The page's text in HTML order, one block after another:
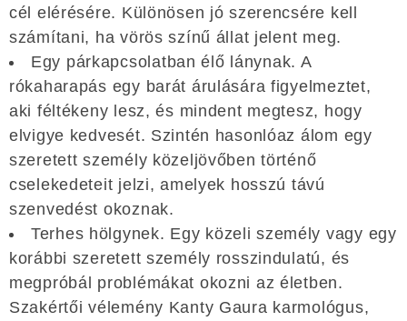
cél elérésére. Különösen jó szerencsére kell
számítani, ha vörös színű állat jelent meg.
Egy párkapcsolatban élő lánynak. A
rókaharapás egy barát árulására figyelmeztet,
aki féltékeny lesz, és mindent megtesz, hogy
elvigye kedvesét. Szintén hasonlóaz álom egy
szeretett személy közeljövőben történő
cselekedeteit jelzi, amelyek hosszú távú
szenvedést okoznak.
Terhes hölgynek. Egy közeli személy vagy egy
korábbi szeretett személy rosszindulatú, és
megpróbál problémákat okozni az életben.
Szakértői vélemény Kanty Gaura karmológus,